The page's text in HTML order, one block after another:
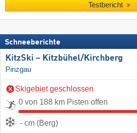
Testbericht
Schneeberichte
KitzSki – Kitzbühel/​Kirchberg
Pinzgau
Skigebiet geschlossen
0 von 188 km Pisten offen
- cm (Berg)